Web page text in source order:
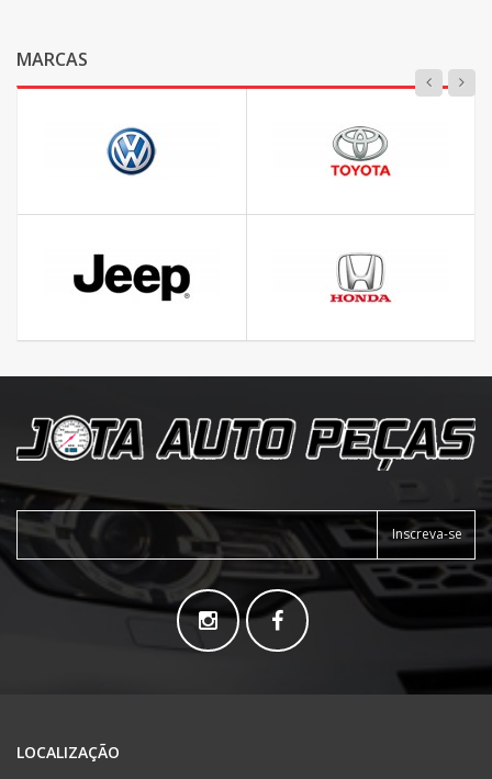
MARCAS
Inscreva-se
LOCALIZAÇÃO